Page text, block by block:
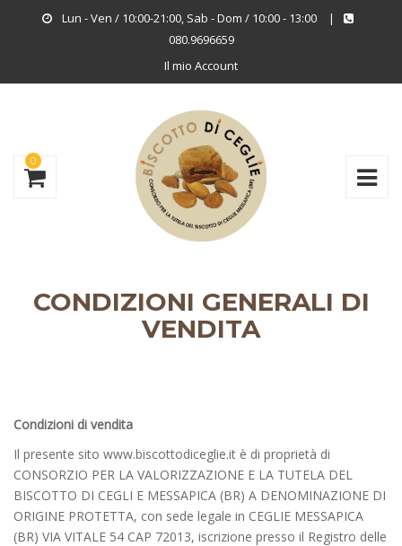
Lun - Ven / 10:00-21:00, Sab - Dom / 10:00 - 13:00
|
080.9696659
Il mio Account
0
CONDIZIONI GENERALI DI
VENDITA
Condizioni di vendita
Il presente sito www.biscottodiceglie.it è di proprietà di
CONSORZIO PER LA VALORIZZAZIONE E LA TUTELA DEL
BISCOTTO DI CEGLI E MESSAPICA (BR) A DENOMINAZIONE DI
ORIGINE PROTETTA, con sede legale in CEGLIE MESSAPICA
(BR) VIA VITALE 54 CAP 72013, iscrizione presso il Registro delle